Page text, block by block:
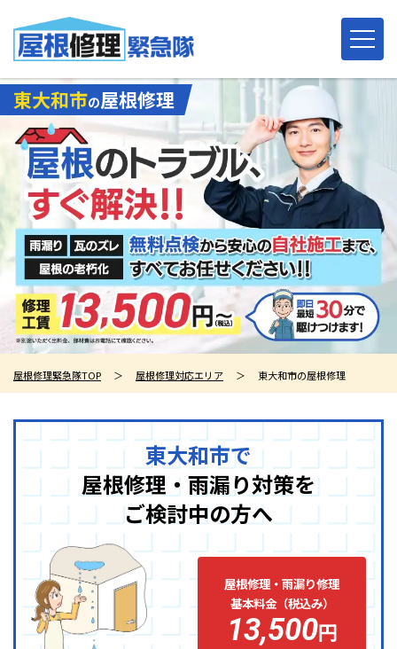
東大和市の屋根修理
屋根修理緊急隊TOP ＞ 屋根修理対応エリア ＞ 東大和市の屋根修理
東大和市で
屋根修理・雨漏り対策を
ご検討中の方へ
屋根修理・雨漏り修理
基本料金（税込み）
13,500円